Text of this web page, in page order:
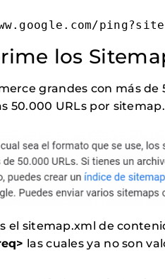
ping?site
los
grandes con más
50.000 URLs por
el sitemap.xml de
las cuales ya no son